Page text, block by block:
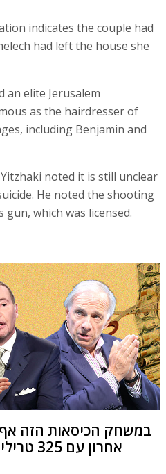
indicates the couple had
had left the house she
an elite Jerusalem
as the hairdresser of
including Benjamin and
noted it is still unclear
He noted the shooting
which was licensed.
במשחק הכיסאות הזה
אחרון